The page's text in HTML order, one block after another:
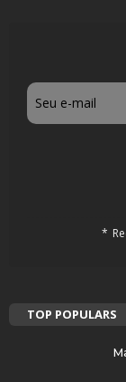
Email
TOP POPULARS